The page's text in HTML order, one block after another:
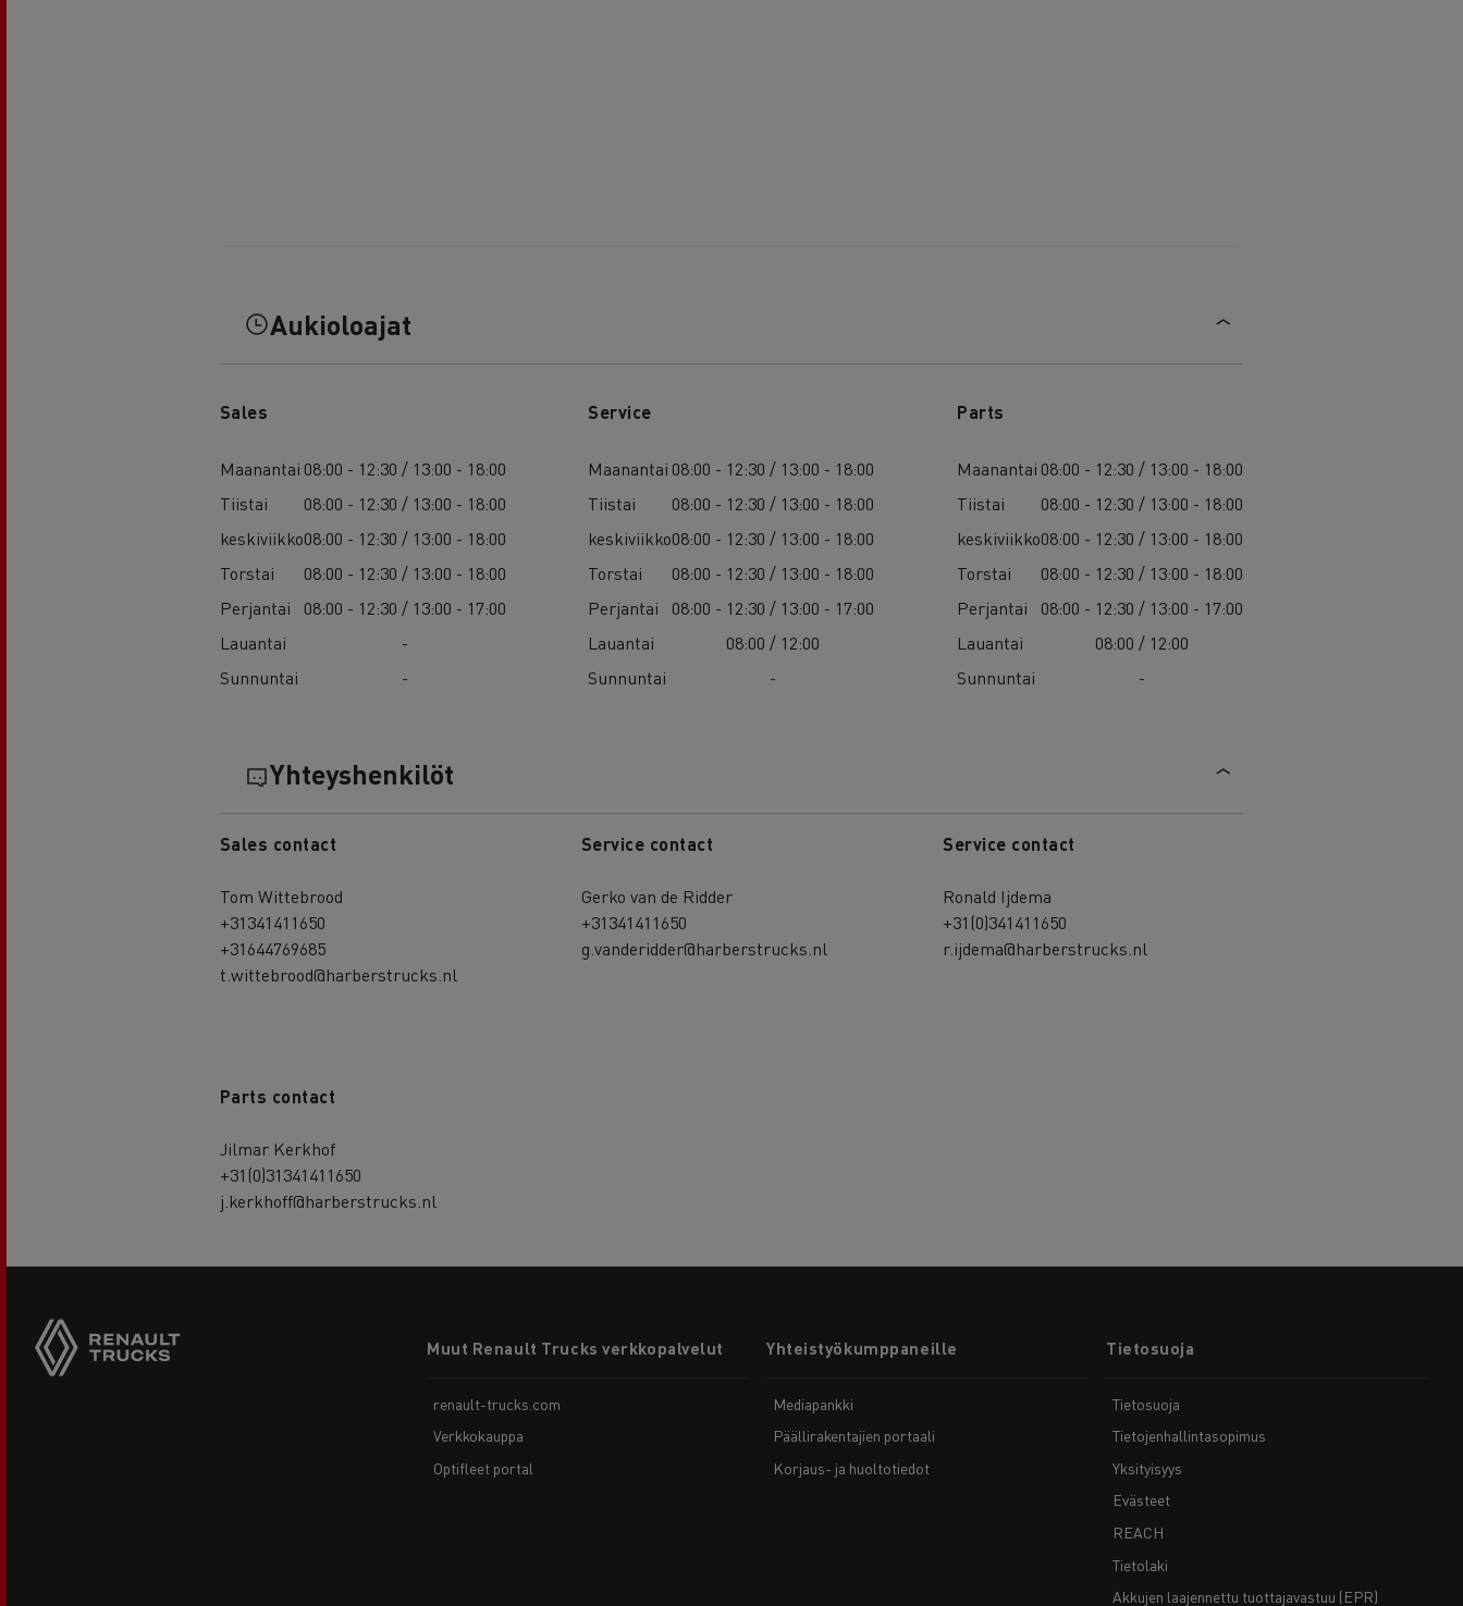
Aukioloajat
Sales
Maanantai 08:00 - 12:30 / 13:00 - 18:00
Tiistai
08:00 - 12:30 / 13:00 - 18:00
keskiviikko08:00 - 12:30 / 13:00 - 18:00
Torstai
08:00 - 12:30 / 13:00 - 18:00
Perjantai
08:00 - 12:30 / 13:00 - 17:00
Lauantai
-
Sunnuntai
-
Service
Maanantai 08:00 - 12:30 / 13:00 - 18:00
Tiistai
08:00 - 12:30 / 13:00 - 18:00
keskiviikko08:00 - 12:30 / 13:00 - 18:00
Torstai
08:00 - 12:30 / 13:00 - 18:00
Perjantai
08:00 - 12:30 / 13:00 - 17:00
Lauantai
08:00 / 12:00
Sunnuntai
-
Parts
Maanantai 08:00 - 12:30 / 13:00 - 18:00
Tiistai
08:00 - 12:30 / 13:00 - 18:00
keskiviikko08:00 - 12:30 / 13:00 - 18:00
Torstai
08:00 - 12:30 / 13:00 - 18:00
Perjantai
08:00 - 12:30 / 13:00 - 17:00
Lauantai
08:00 / 12:00
Sunnuntai
-
Yhteyshenkilöt
Sales contact
Tom Wittebrood
+31341411650
+31644769685
t.wittebrood@harberstrucks.nl
Service contact
Gerko van de Ridder
+31341411650
g.vanderidder@harberstrucks.nl
Service contact
Ronald Ijdema
+31(0)341411650
r.ijdema@harberstrucks.nl
Parts contact
Jilmar Kerkhof
+31(0)31341411650
j.kerkhoff@harberstrucks.nl
menuMuut Renault Trucks verkkopalvelut
renault-trucks.com
Verkkokauppa
Optifleet portal
Yhteistyökumppaneille
Mediapankki
Päällirakentajien portaali
Korjaus- ja huoltotiedot
Tietosuoja
Tietosuoja
Tietojenhallintasopimus
Yksityisyys
Evästeet
REACH
Tietolaki
Akkujen laajennettu tuottajavastuu (EPR)